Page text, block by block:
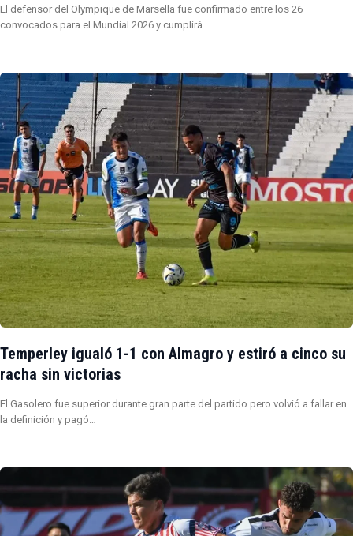
El defensor del Olympique de Marsella fue confirmado entre los 26
convocados para el Mundial 2026 y cumplirá…
Temperley igualó 1-1 con Almagro y estiró a cinco su
racha sin victorias
El Gasolero fue superior durante gran parte del partido pero volvió a fallar en
la definición y pagó…